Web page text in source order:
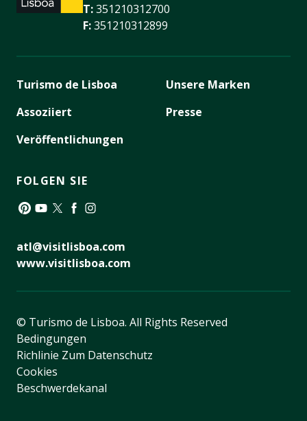
T:351210312700
F:351210312899
Turismo de Lisboa
Assoziiert
Veröffentlichungen
Unsere Marken
Presse
FOLGEN SIE
atl@visitlisboa.com
www.visitlisboa.com
© Turismo de Lisboa. All Rights Reserved
Bedingungen
Richlinie Zum Datenschutz
Cookies
Beschwerdekanal